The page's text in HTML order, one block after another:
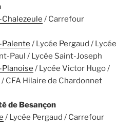
/ Carrefour
/ Lycée Pergaud / Lycée
Paul / Lycée Saint-Joseph
/ Lycée Victor Hugo /
CFA Hilaire de Chardonnet
de Besançon
/ Lycée Pergaud / Carrefour